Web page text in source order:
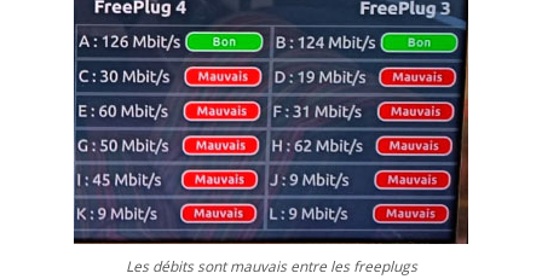
Les débits sont mauvais entre les freeplugs